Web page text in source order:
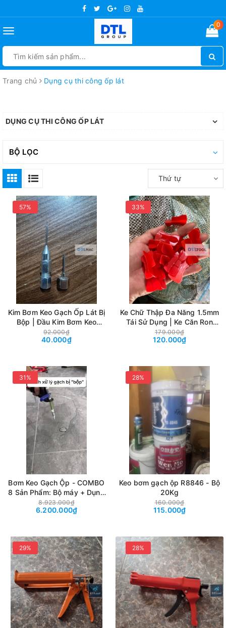
Toggle
0
Trang chủ Dụng cụ thi công ốp lát
DỤNG CỤ THI CÔNG ỐP LÁT
BỘ LỌC
Thứ tự
57%
Kim Bơm Keo Gạch Ốp Lát Bị
Bộp | Đầu Kim Bơm Keo
Chống Rỗng, Gia Cố Gạch
Nền
92.000₫
40.000₫
33%
Ke Chữ Thập Đa Năng 1.5mm
Tái Sử Dụng | Ke Căn Ron
Gạch Góc 3 Góc 4
179.000₫
120.000₫
31%
Bơm Keo Gạch Ộp - COMBO
8 Sản Phẩm: Bộ máy + Dụng
Cụ + Vật Liệu
8.923.000₫
6.200.000₫
28%
Keo bơm gạch ộp R8846 - Bộ
20Kg
160.000₫
115.000₫
29% 28%